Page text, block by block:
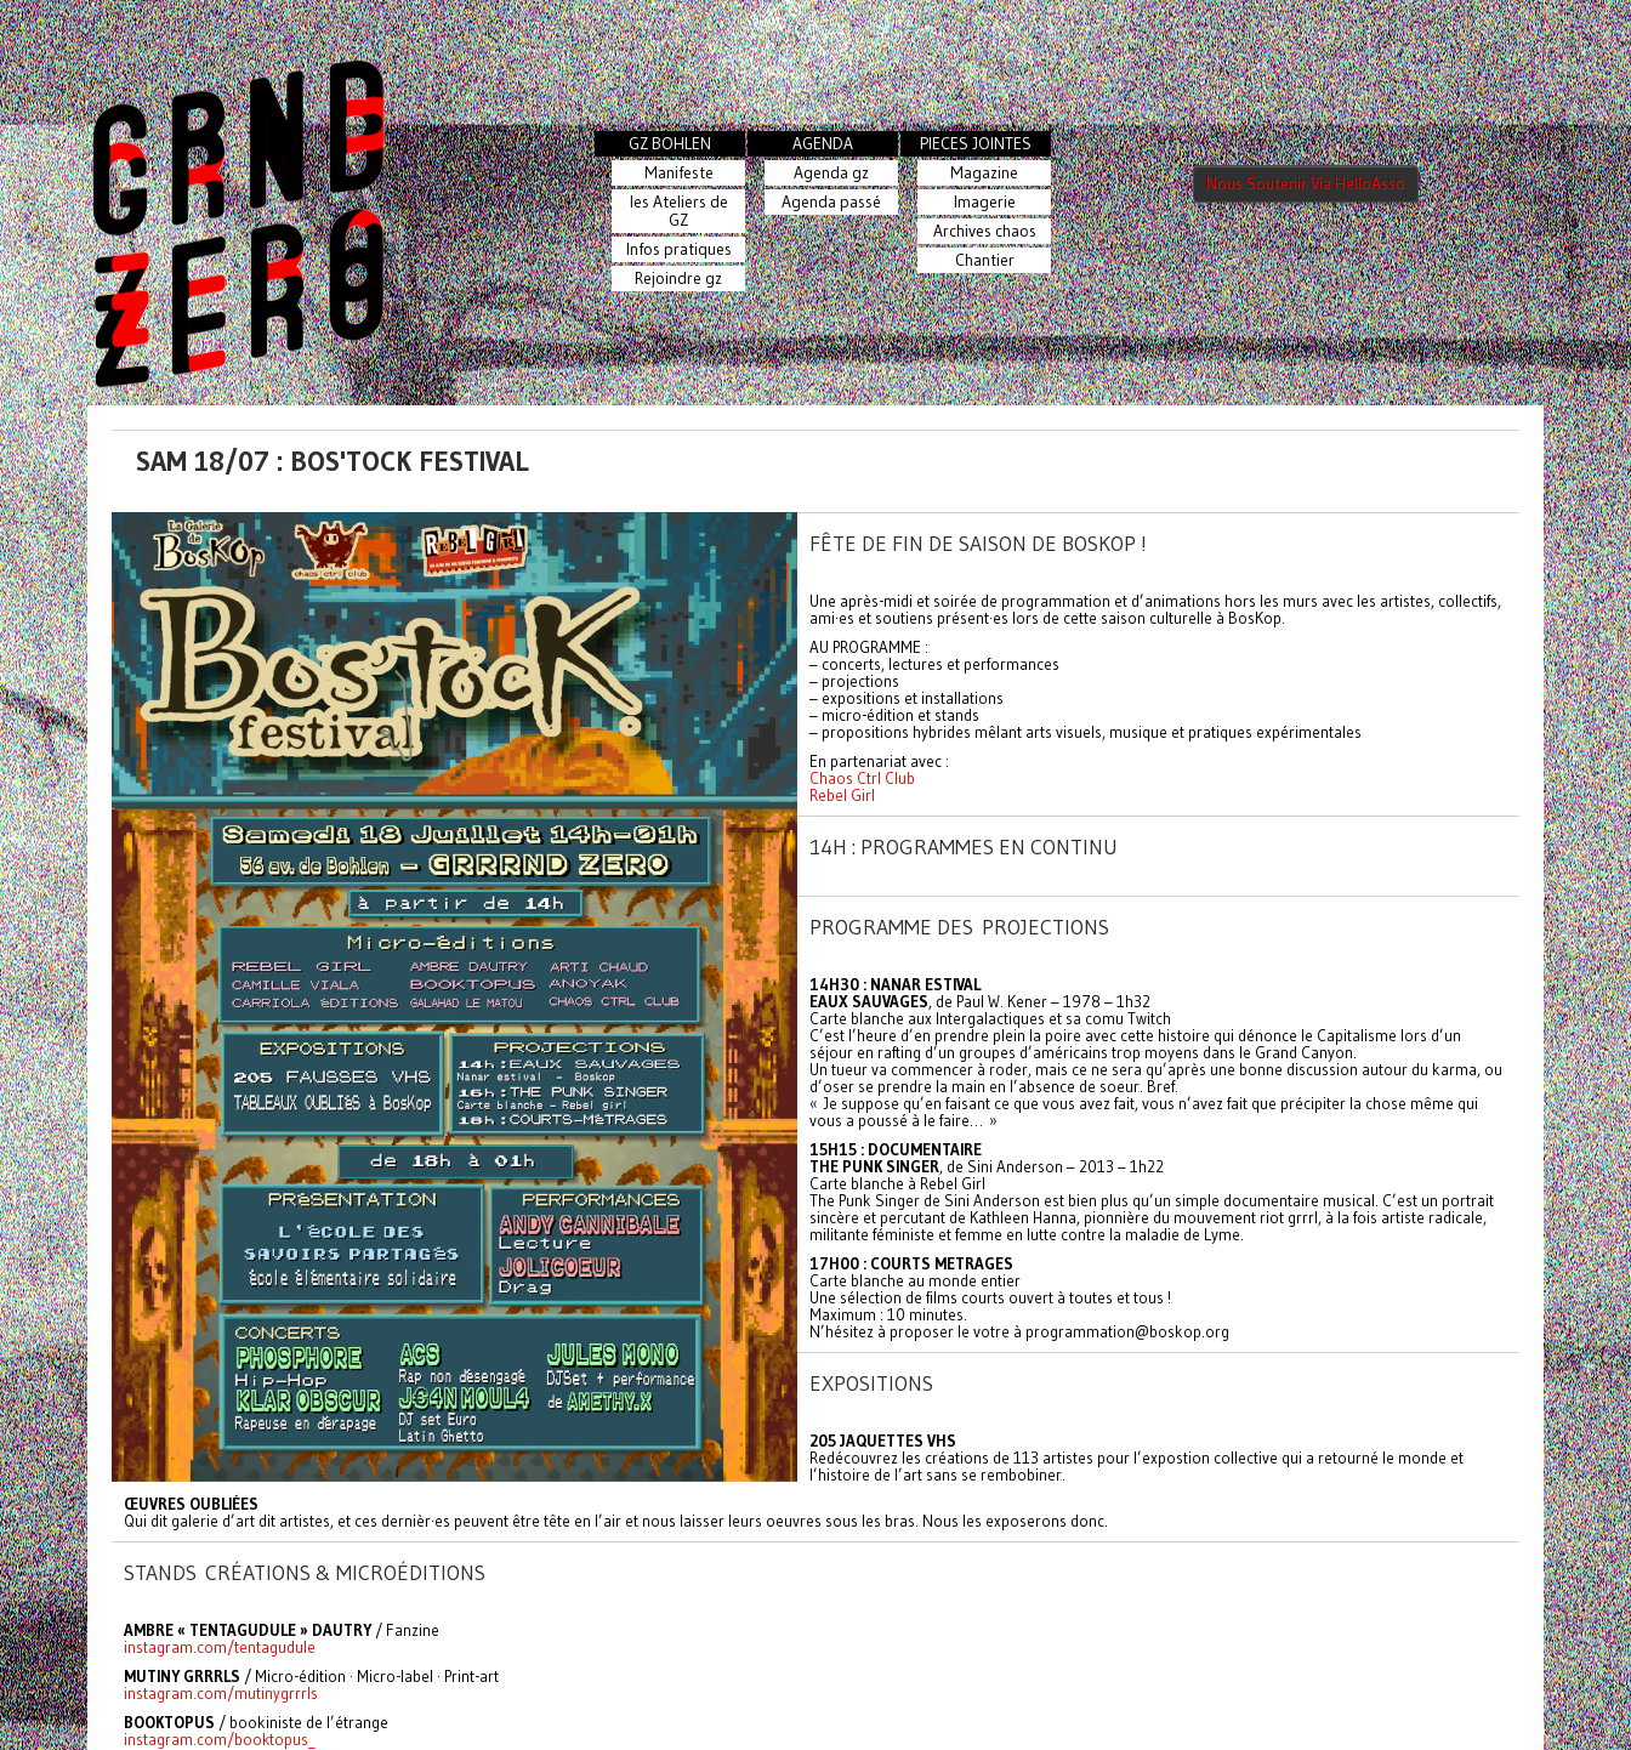
GZ BOHLEN
Manifeste
les Ateliers de
GZ
Infos pratiques
Rejoindre gz
AGENDA
Agenda gz
Agenda passé
PIECES JOINTES
Magazine
Imagerie
Archives chaos
Chantier
Nous Soutenir Via HelloAsso
SAM 18/07 : BOS'TOCK FESTIVAL
FÊTE DE FIN DE SAISON DE BOSKOP !
Une après-midi et soirée de programmation et d’animations hors les murs avec les artistes, collectifs,
ami·es et soutiens présent·es lors de cette saison culturelle à BosKop.
AU PROGRAMME :
– concerts, lectures et performances
– projections
– expositions et installations
– micro-édition et stands
– propositions hybrides mêlant arts visuels, musique et pratiques expérimentales
En partenariat avec :
Chaos Ctrl Club
Rebel Girl
14H : PROGRAMMES EN CONTINU
PROGRAMME DES PROJECTIONS
14H30 : NANAR ESTIVAL
EAUX SAUVAGES, de Paul W. Kener – 1978 – 1h32
Carte blanche aux Intergalactiques et sa comu Twitch
C’est l’heure d’en prendre plein la poire avec cette histoire qui dénonce le Capitalisme lors d’un
séjour en rafting d’un groupes d’américains trop moyens dans le Grand Canyon.
Un tueur va commencer à roder, mais ce ne sera qu’après une bonne discussion autour du karma, ou
d’oser se prendre la main en l’absence de soeur. Bref.
« Je suppose qu’en faisant ce que vous avez fait, vous n’avez fait que précipiter la chose même qui
vous a poussé à le faire… »
15H15 : DOCUMENTAIRE
THE PUNK SINGER, de Sini Anderson – 2013 – 1h22
Carte blanche à Rebel Girl
The Punk Singer de Sini Anderson est bien plus qu’un simple documentaire musical. C’est un portrait
sincère et percutant de Kathleen Hanna, pionnière du mouvement riot grrrl, à la fois artiste radicale,
militante féministe et femme en lutte contre la maladie de Lyme.
17H00 : COURTS METRAGES
Carte blanche au monde entier
Une sélection de films courts ouvert à toutes et tous !
Maximum : 10 minutes.
N’hésitez à proposer le votre à programmation@boskop.org
EXPOSITIONS
205 JAQUETTES VHS
Redécouvrez les créations de 113 artistes pour l’expostion collective qui a retourné le monde et
l’histoire de l’art sans se rembobiner.
ŒUVRES OUBLIÉES
Qui dit galerie d’art dit artistes, et ces dernièr·es peuvent être tête en l’air et nous laisser leurs oeuvres sous les bras. Nous les exposerons donc.
STANDS CRÉATIONS & MICROÉDITIONS
AMBRE « TENTAGUDULE » DAUTRY/ Fanzine
instagram.com/tentagudule
MUTINY GRRRLS / Micro-édition · Micro-label · Print-art
instagram.com/mutinygrrrls
BOOKTOPUS / bookiniste de l’étrange
instagram.com/booktopus_